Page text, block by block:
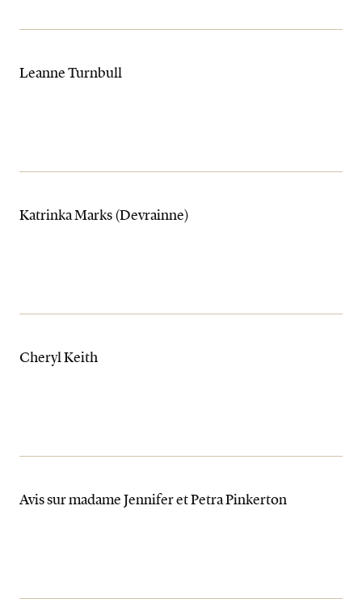
Leanne Turnbull
Katrinka Marks (Devrainne)
Cheryl Keith
Avis sur madame Jennifer et Petra Pinkerton